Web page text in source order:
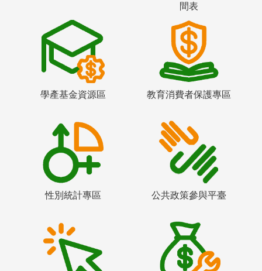
間表
學產基金資源區 教育消費者保護專區
性別統計專區 公共政策參與平臺